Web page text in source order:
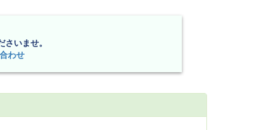
いませ。
わせ